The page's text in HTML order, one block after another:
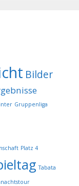
Bilder
Gruppenliga
Platz 4
Tabata